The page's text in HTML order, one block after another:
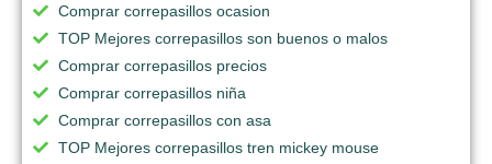
Comprar correpasillos ocasion
TOP Mejores correpasillos son buenos o malos
Comprar correpasillos precios
Comprar correpasillos niña
Comprar correpasillos con asa
TOP Mejores correpasillos tren mickey mouse